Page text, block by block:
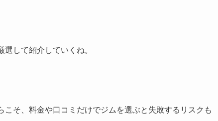
して紹介していくね。
そ、料金や口コミだけでジムを選ぶと失敗するリスクも